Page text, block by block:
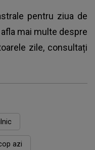
pentru ziua de
mai multe despre
zile, consultați
azi